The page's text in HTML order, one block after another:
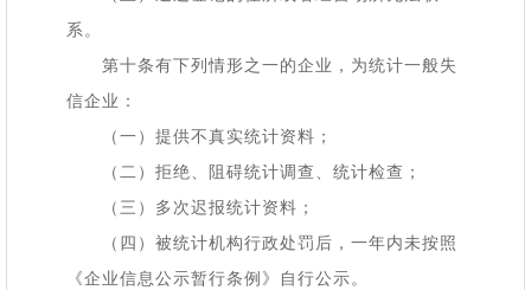
系。
第十条有下列情形之一的企业，为统计一般失
信企业：
（一）提供不真实统计资料；
（二）拒绝、阻碍统计调查、统计检查；
（三）多次迟报统计资料；
（四）被统计机构行政处罚后，一年内未按照
《企业信息公示暂行条例》自行公示。